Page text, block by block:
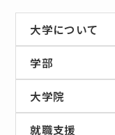
大学について
学部
大学院
就職支援